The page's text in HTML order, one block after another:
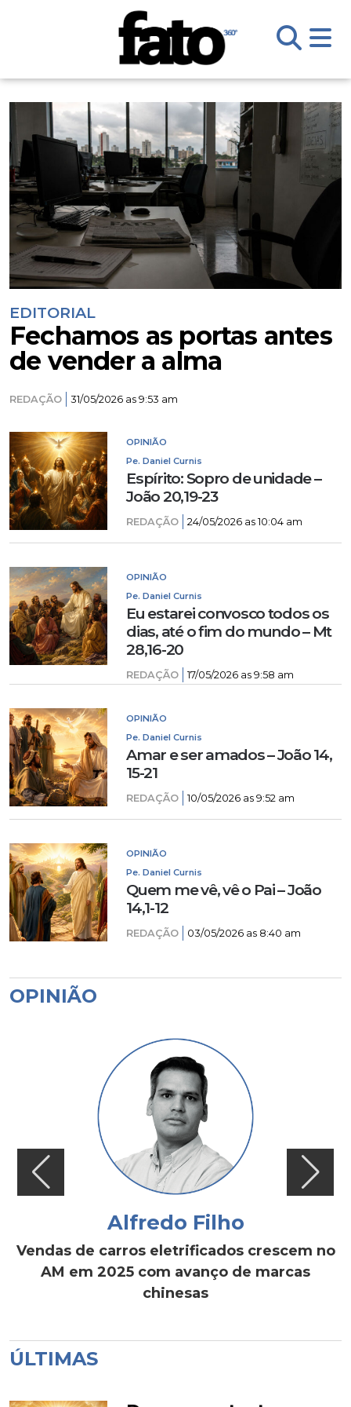
EDITORIAL
Fechamos as portas antes
de vender a alma
REDAÇÃO 31/05/2026 as 9:53 am
OPINIÃO
Pe. Daniel Curnis
Espírito: Sopro de unidade –
João 20,19-23
REDAÇÃO 24/05/2026 as 10:04 am
OPINIÃO
Pe. Daniel Curnis
Eu estarei convosco todos os
dias, até o fim do mundo – Mt
28,16-20
REDAÇÃO 17/05/2026 as 9:58 am
OPINIÃO
Pe. Daniel Curnis
Amar e ser amados – João 14,
15-21
REDAÇÃO 10/05/2026 as 9:52 am
OPINIÃO
Pe. Daniel Curnis
Quem me vê, vê o Pai – João
14,1-12
REDAÇÃO 03/05/2026 as 8:40 am
OPINIÃO
Alfredo Filho
Vendas de carros eletrificados crescem no
AM em 2025 com avanço de marcas
chinesas
ÚLTIMAS